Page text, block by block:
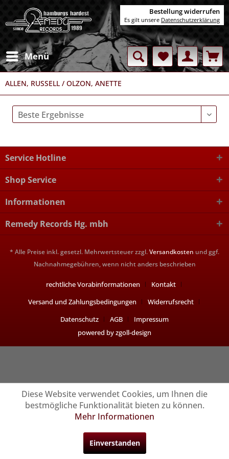
Menü
ALLEN, RUSSELL / OLZON, ANETTE
Service Hotline
Shop Service
Informationen
Remedy Records Hg. mbh
* Alle Preise inkl. gesetzl. Mehrwertsteuer zzgl.Versandkosten und ggf.
Nachnahmegebühren, wenn nicht anders beschrieben
rechtliche Vorabinformationen
Kontakt
Versand und Zahlungsbedingungen
Widerrufsrecht
Datenschutz
AGB
Impressum
powered by zgoll-design
Bestellung widerrufen
Es gilt unsere Datenschutzerklärung
Diese Website verwendet Cookies, um Ihnen die
bestmögliche Funktionalität bieten zu können.
Mehr Informationen
Einverstanden